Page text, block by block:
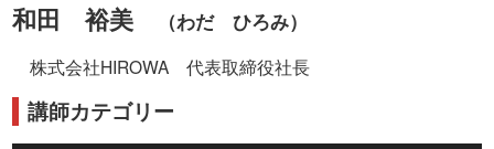
和田 裕美 （わだ ひろみ）
株式会社HIROWA 代表取締役社長
講師カテゴリー